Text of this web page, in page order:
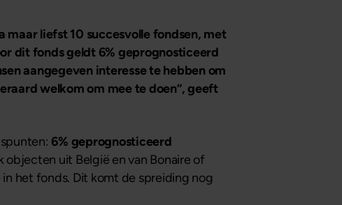
maar liefst 10 succesvolle fondsen, met
dit fonds geldt 6% geprognosticeerd
aangegeven interesse te hebben om
welkom om mee te doen”, geeft
6% geprognosticeerd
uit België en van Bonaire of
het fonds. Dit komt de spreiding nog